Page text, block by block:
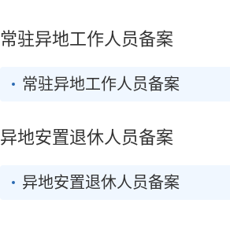
常驻异地工作人员备案
常驻异地工作人员备案
异地安置退休人员备案
异地安置退休人员备案